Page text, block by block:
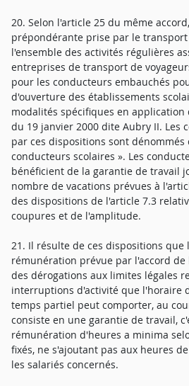
20. Selon l'article 25 du même
prépondérante prise par le
l'ensemble des activités régulières
entreprises de transport de
pour les conducteurs embauchés
d'ouverture des établissements
modalités spécifiques en application
du 19 janvier 2000 dite Aubry II. Les
par ces dispositions sont dénommés
conducteurs scolaires ». Les
bénéficient de la garantie de travail
nombre de vacations prévues à
des dispositions de l'article 7.3
coupures et de l'amplitude.
21. Il résulte de ces dispositions que
rémunération prévue par l'accord
des dérogations aux limites légales
interruptions d'activité que l'horaire
temps partiel peut comporter, au
consiste en une garantie de travail,
rémunération d'heures a minima
fixés, ne s'ajoutant pas aux heures
les salariés concernés.